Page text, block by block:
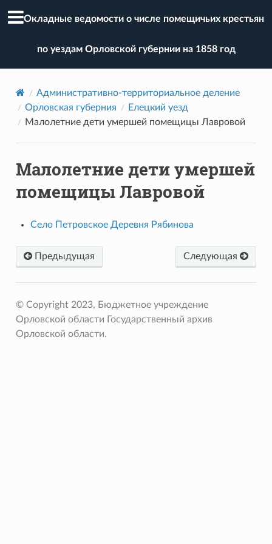
Окладные ведомости о числе помещичьих крестьян
по уездам Орловской губернии на 1858 год
Административно-территориальное деление
Орловская губерния
Елецкий уезд
Малолетние дети умершей помещицы Лавровой
Малолетние дети умершей
помещицы Лавровой
Село Петровское Деревня Рябинова
Предыдущая Следующая
© Copyright 2023, Бюджетное учреждение
Орловской области Государственный архив
Орловской области.